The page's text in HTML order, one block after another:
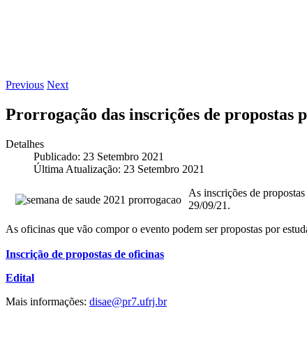
Previous Next
Prorrogação das inscrições de propostas
Detalhes
Publicado: 23 Setembro 2021
Última Atualização: 23 Setembro 2021
As inscrições de
29/09/21.
As oficinas que vão compor o evento podem ser propostas por
Inscrição de propostas de oficinas
Edital
Mais informações: disae@pr7.ufrj.br